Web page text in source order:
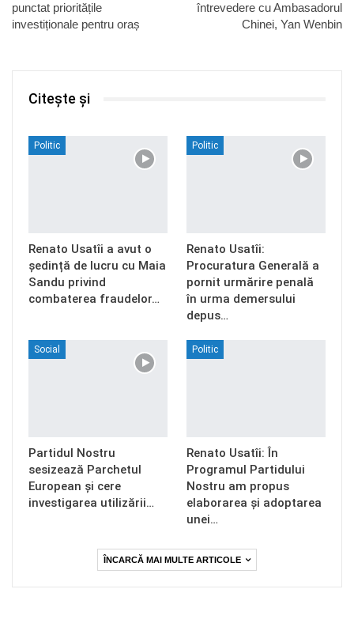
punctat prioritățile
investiționale pentru oraș
întrevedere cu Ambasadorul
Chinei, Yan Wenbin
Citește și
Politic
Renato Usatîi a avut o
ședință de lucru cu Maia
Sandu privind
combaterea fraudelor…
Politic
Renato Usatîi:
Procuratura Generală a
pornit urmărire penală
în urma demersului
depus…
Social
Partidul Nostru
sesizează Parchetul
European și cere
investigarea utilizării…
Politic
Renato Usatîi: În
Programul Partidului
Nostru am propus
elaborarea și adoptarea
unei…
ÎNCARCĂ MAI MULTE ARTICOLE